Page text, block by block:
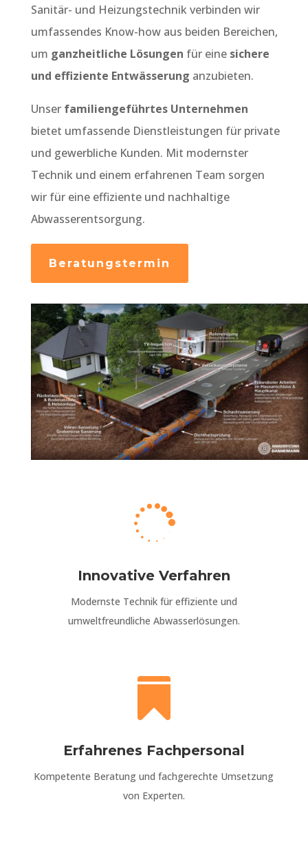
Sanitär- und Heizungstechnik verbinden wir
umfassendes Know-how aus beiden Bereichen,
um ganzheitliche Lösungen für eine sichere
und effiziente Entwässerung anzubieten.
Unser familiengeführtes Unternehmen
bietet umfassende Dienstleistungen für private
und gewerbliche Kunden. Mit modernster
Technik und einem erfahrenen Team sorgen
wir für eine effiziente und nachhaltige
Abwasserentsorgung.
Beratungstermin

Innovative Verfahren
Modernste Technik für effiziente und
umweltfreundliche Abwasserlösungen.

Erfahrenes Fachpersonal
Kompetente Beratung und fachgerechte Umsetzung
von Experten.